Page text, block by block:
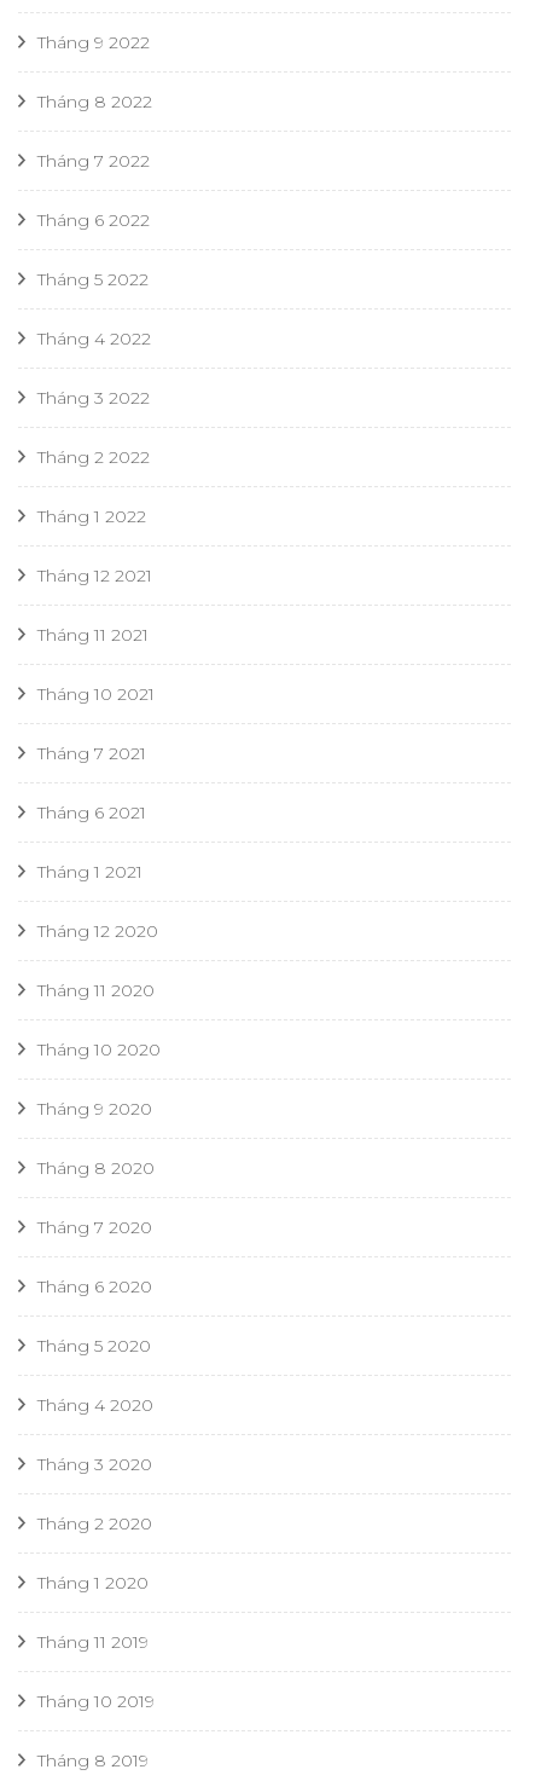
Tháng 9 2022
Tháng 8 2022
Tháng 7 2022
Tháng 6 2022
Tháng 5 2022
Tháng 4 2022
Tháng 3 2022
Tháng 2 2022
Tháng 1 2022
Tháng 12 2021
Tháng 11 2021
Tháng 10 2021
Tháng 7 2021
Tháng 6 2021
Tháng 1 2021
Tháng 12 2020
Tháng 11 2020
Tháng 10 2020
Tháng 9 2020
Tháng 8 2020
Tháng 7 2020
Tháng 6 2020
Tháng 5 2020
Tháng 4 2020
Tháng 3 2020
Tháng 2 2020
Tháng 1 2020
Tháng 11 2019
Tháng 10 2019
Tháng 8 2019